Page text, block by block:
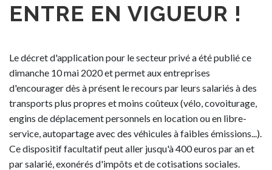
ENTRE EN VIGUEUR !
Le décret d'application pour le secteur privé a été publié ce
dimanche 10 mai 2020 et permet aux entreprises
d'encourager dès à présent le recours par leurs salariés à des
transports plus propres et moins coûteux (vélo, covoiturage,
engins de déplacement personnels en location ou en libre-
service, autopartage avec des véhicules à faibles émissions...).
Ce dispositif facultatif peut aller jusqu'à 400 euros par an et
par salarié, exonérés d'impôts et de cotisations sociales.